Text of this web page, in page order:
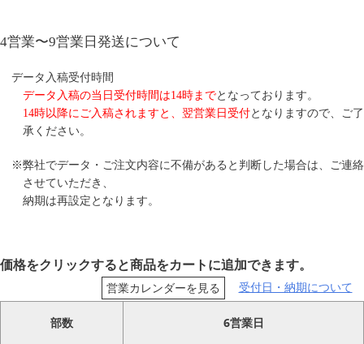
4営業〜9営業日発送について
データ入稿受付時間
データ入稿の当日受付時間は14時までとなっております。
14時以降にご入稿されますと、翌営業日受付となりますので、ご了
承ください。
※弊社でデータ・ご注文内容に不備があると判断した場合は、ご連絡
させていただき、
納期は再設定となります。
価格をクリックすると商品をカートに追加できます。
受付日・納期について
営業カレンダーを見る
部数 6営業日